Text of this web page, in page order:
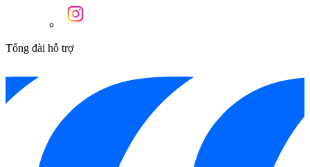
Tổng đài hỗ trợ